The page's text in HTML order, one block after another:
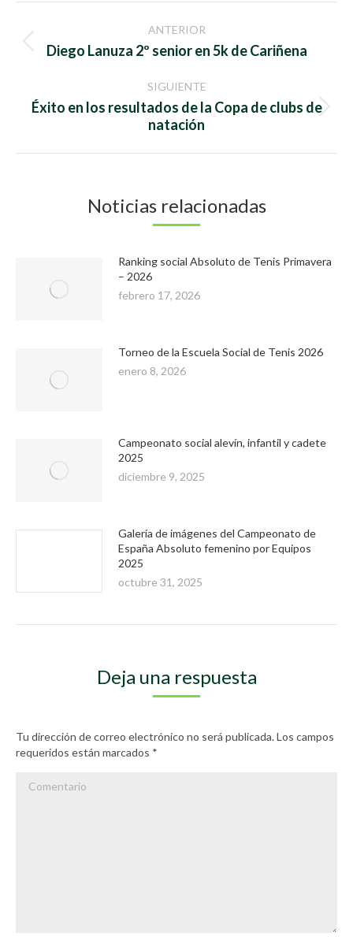
Navegación
entre
publicaciones
ANTERIOR
Publicación
Diego Lanuza 2º senior en 5k de Cariñena
SIGUIENTE
Publicación
siguiente:
Éxito en los resultados de la Copa de clubs de
natación
Noticias relacionadas
Ranking social Absoluto de Tenis Primavera
– 2026
febrero 17, 2026
Torneo de la Escuela Social de Tenis 2026
enero 8, 2026
Campeonato social alevín, infantil y cadete
2025
diciembre 9, 2025
Galería de imágenes del Campeonato de
España Absoluto femenino por Equipos
2025
octubre 31, 2025
Deja una respuesta
Tu dirección de correo electrónico no será publicada. Los campos
requeridos están marcados *
Comentario